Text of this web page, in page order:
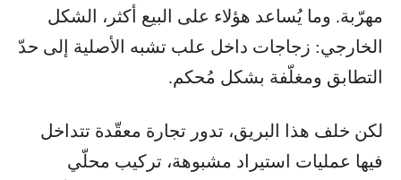
مهرّبة. وما يُساعد هؤلاء على البيع أكثر، الشكل
الخارجي: زجاجات داخل علب تشبه الأصلية إلى حدّ
التطابق ومغلّفة بشكل مُحكم.
لكن خلف هذا البريق، تدور تجارة معقّدة تتداخل
فيها عمليات استيراد مشبوهة، تركيب محلّي